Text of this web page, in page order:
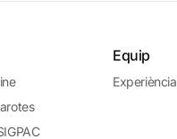
Equip
Experiència